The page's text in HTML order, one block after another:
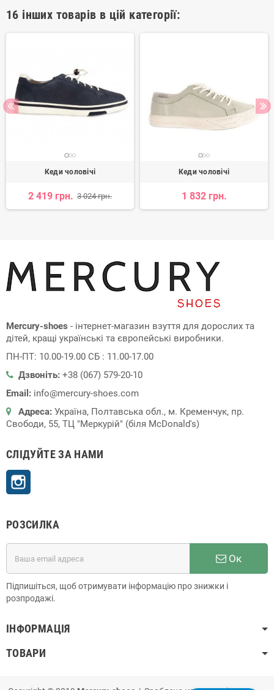
16 інших товарів в цій категорії:
Кеди чоловічі
2 419 грн. 3 024 грн.
Кеди чоловічі
1 832 грн.
Mercury-shoes - інтернет-магазин взуття для дорослих та
дітей, кращі українські та європейські виробники.
ПН-ПТ: 10.00-19.00 СБ : 11.00-17.00
Дзвоніть: +38 (067) 579-20-10
Email: info@mercury-shoes.com
Адреса: Україна, Полтавська обл., м. Кременчук, пр.
Свободи, 55, ТЦ "Меркурій" (біля McDonald's)
СЛІДУЙТЕ ЗА НАМИ
РОЗСИЛКА
Ок
Підпишіться, щоб отримувати інформацію про знижки і
розпродажі.
ІНФОРМАЦІЯ
ТОВАРИ